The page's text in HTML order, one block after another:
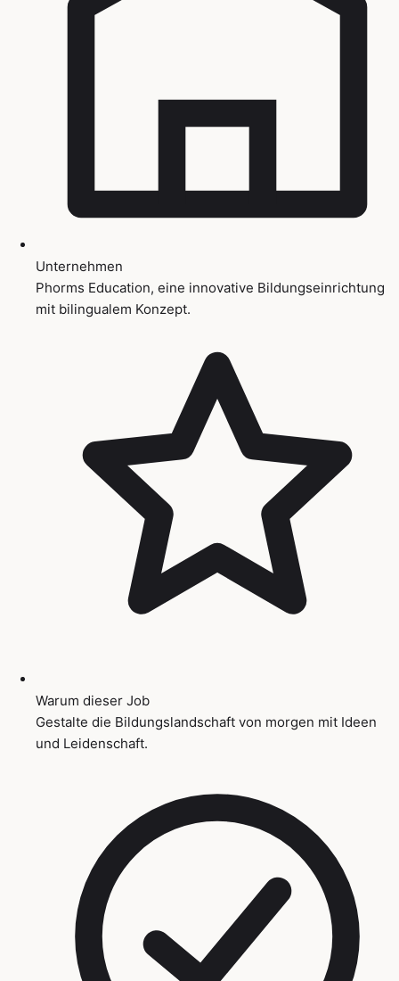
Unternehmen
Phorms Education, eine innovative Bildungseinrichtung
mit bilingualem Konzept.
Warum dieser Job
Gestalte die Bildungslandschaft von morgen mit Ideen
und Leidenschaft.